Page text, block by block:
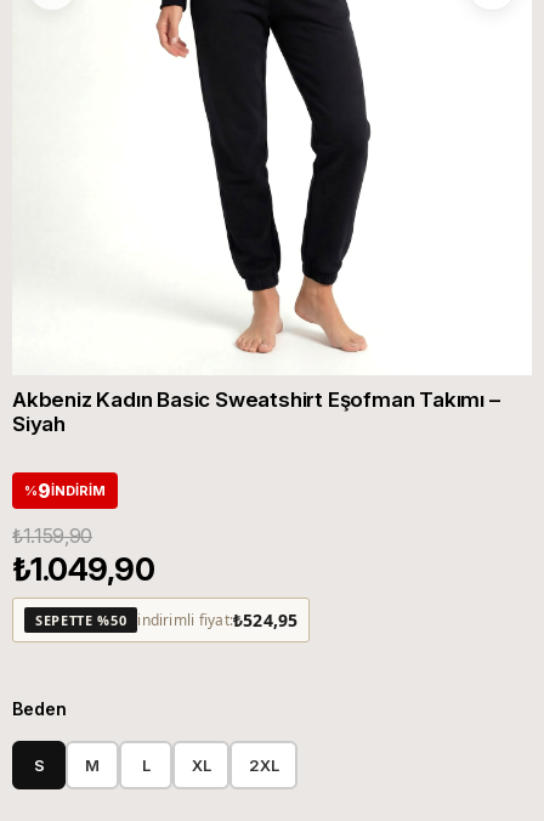
Akbeniz Kadın Basic Sweatshirt Eşofman Takımı –
Siyah
%9İNDIRIM
₺1.159,90
₺1.049,90
SEPETTE %50 indirimli fiyat:₺524,95
Beden
S M L XL 2XL